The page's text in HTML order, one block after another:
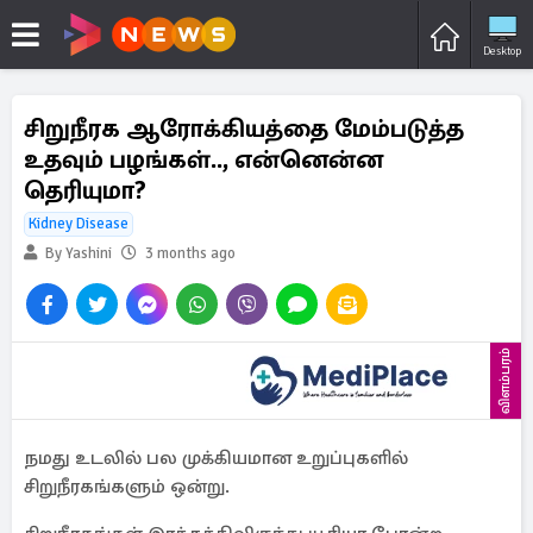
Desktop
சிறுநீரக ஆரோக்கியத்தை மேம்படுத்த
உதவும் பழங்கள்.., என்னென்ன
தெரியுமா?
Kidney Disease
By Yashini
3 months ago
விளம்பரம்
நமது உடலில் பல முக்கியமான உறுப்புகளில்
சிறுநீரகங்களும் ஒன்று.